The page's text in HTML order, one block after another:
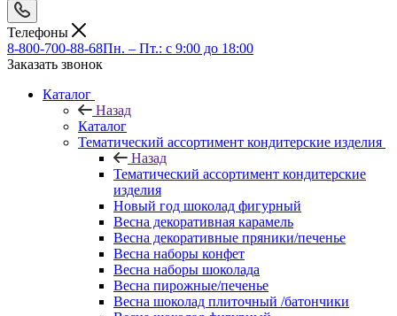
Телефоны
8-800-700-88-68Пн. – Пт.: с 9:00 до 18:00
Заказать звонок
Каталог
Назад
Каталог
Тематический ассортимент кондитерские изделия
Назад
Тематический ассортимент кондитерские
изделия
Новый год шоколад фигурный
Весна декоративная карамель
Весна декоративные пряники/печенье
Весна наборы конфет
Весна наборы шоколада
Весна пирожные/печенье
Весна шоколад плиточный /батончики